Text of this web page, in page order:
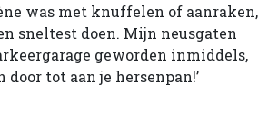
was met knuffelen of aanraken,
sneltest doen. Mijn neusgaten
geworden inmiddels,
door tot aan je hersenpan!’